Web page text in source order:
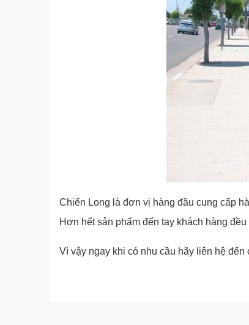
Chiến Long là đơn vị hàng đầu cung cấp
Hơn hết sản phẩm đến tay khách hàng
Vì vậy ngay khi có nhu cầu hãy liên hệ